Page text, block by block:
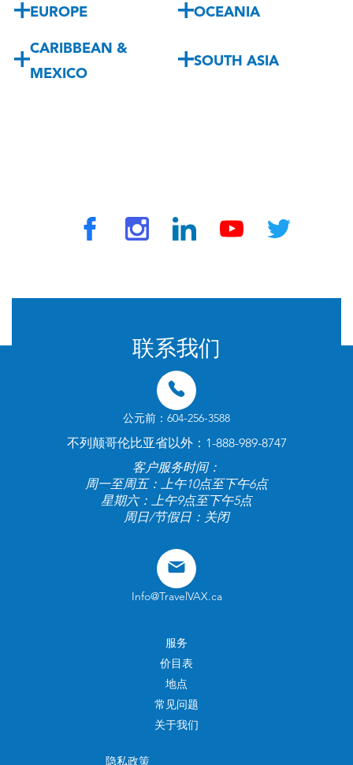
EUROPE OCEANIA
CARIBBEAN &
MEXICO
SOUTH ASIA
联系我们
公元前：604-256-3588
不列颠哥伦比亚省以外：1-888-989-8747
客户服务时间：
周一至周五：上午10点至下午6点
星期六：上午9点至下午5点
周日/节假日：关闭
Info@TravelVAX.ca
服务
价目表
地点
常见问题
关于我们
隐私政策